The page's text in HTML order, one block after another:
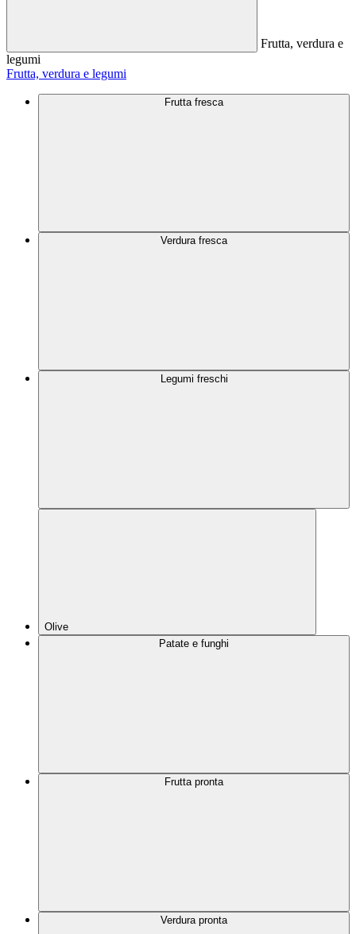
Frutta, verdura e
legumi
Frutta, verdura e legumi
Frutta fresca
Verdura fresca
Legumi freschi
Olive
Patate e funghi
Frutta pronta
Verdura pronta